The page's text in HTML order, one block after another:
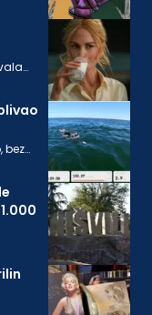
bez